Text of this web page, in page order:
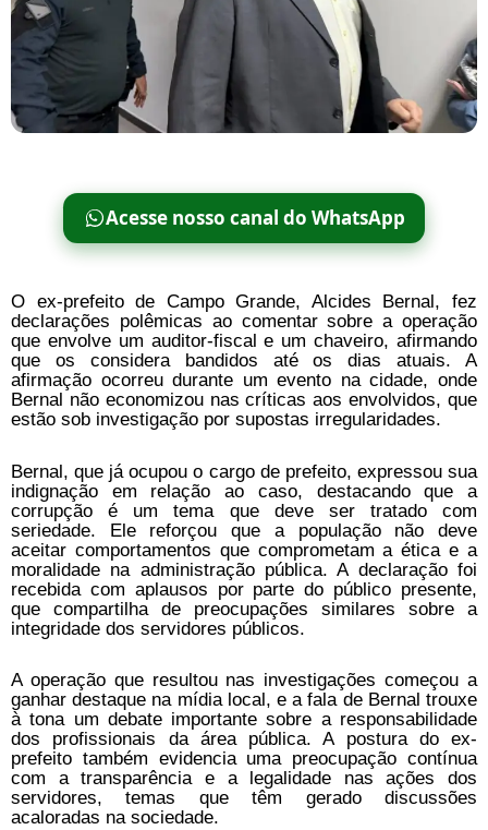
Acesse nosso canal do WhatsApp
O ex-prefeito de Campo Grande, Alcides Bernal, fez
declarações polêmicas ao comentar sobre a operação
que envolve um auditor-fiscal e um chaveiro, afirmando
que os considera bandidos até os dias atuais. A
afirmação ocorreu durante um evento na cidade, onde
Bernal não economizou nas críticas aos envolvidos, que
estão sob investigação por supostas irregularidades.
Bernal, que já ocupou o cargo de prefeito, expressou sua
indignação em relação ao caso, destacando que a
corrupção é um tema que deve ser tratado com
seriedade. Ele reforçou que a população não deve
aceitar comportamentos que comprometam a ética e a
moralidade na administração pública. A declaração foi
recebida com aplausos por parte do público presente,
que compartilha de preocupações similares sobre a
integridade dos servidores públicos.
A operação que resultou nas investigações começou a
ganhar destaque na mídia local, e a fala de Bernal trouxe
à tona um debate importante sobre a responsabilidade
dos profissionais da área pública. A postura do ex-
prefeito também evidencia uma preocupação contínua
com a transparência e a legalidade nas ações dos
servidores, temas que têm gerado discussões
acaloradas na sociedade.